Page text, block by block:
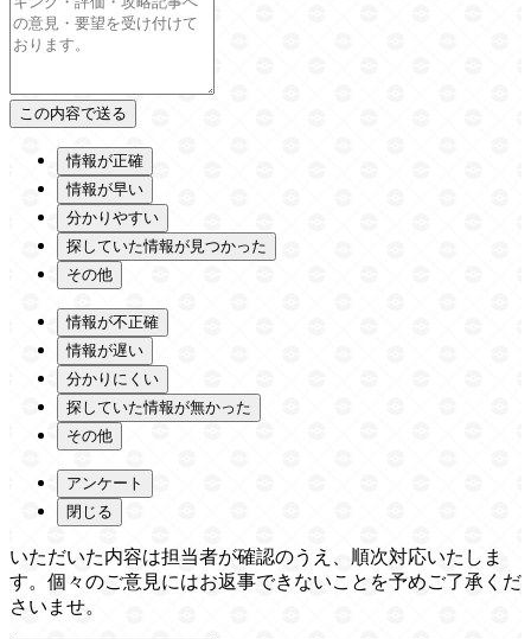
情報が正確
情報が早い
分かりやすい
探していた情報が見つかった
その他
情報が不正確
情報が遅い
分かりにくい
探していた情報が無かった
その他
アンケート
閉じる
いただいた内容は担当者が確認のうえ、順次対応いたしま
す。個々のご意見にはお返事できないことを予めご了承くだ
さいませ。